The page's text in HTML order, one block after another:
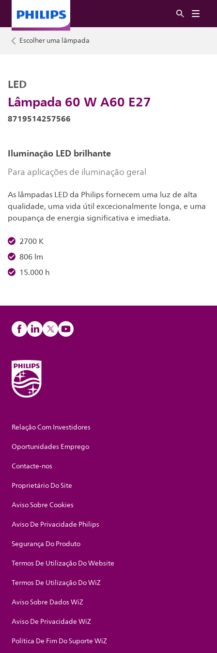
Escolher uma lâmpada
Lâmpada 60 W A60 E27
LED
8719514257566
Iluminação LED brilhante
Para aplicações de iluminação geral
As lâmpadas LED da Philips fornecem uma luz de alta
qualidade, uma vida útil excecionalmente longa, e uma
poupança de energia significativa e imediata.
2700 K
806 lm
15.000 h
Relação Com Investidores
Oportunidades Emprego
Contacte-nos
Proprietário Do Site
Aviso Sobre Cookies
Aviso De Privacidade Philips
Segurança Do Produto
Termos De Utilização Do Website
Termos De Utilização Do WiZ
Aviso Sobre Dados WiZ
Aviso De Privacidade WiZ
Política De Fim Do Suporte WiZ